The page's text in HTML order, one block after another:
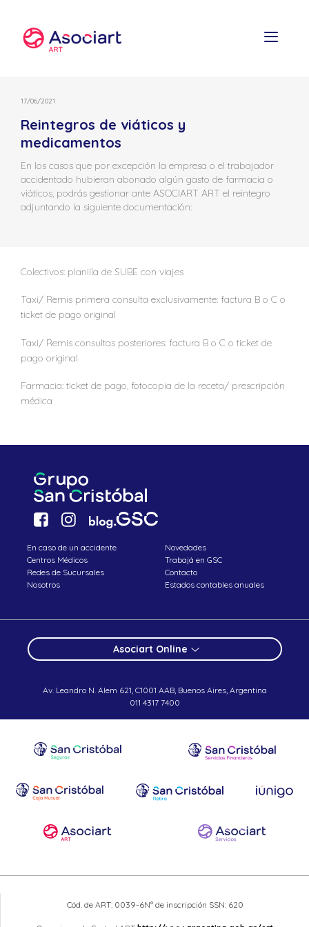
content
17/06/2021
Reintegros de viáticos y
medicamentos
En los casos que por excepción la empresa o el trabajador
accidentado hubieran abonado algún gasto de farmacia o
viáticos, podrás gestionar ante ASOCIART ART el reintegro
adjuntando la siguiente documentación:
Colectivos: planilla de SUBE con viajes
Taxi/ Remis primera consulta exclusivamente: factura B o C o
ticket de pago original
Taxi/ Remis consultas posteriores: factura B o C o ticket de
pago original
Farmacia: ticket de pago, fotocopia de la receta/ prescripción
médica
En caso de un accidente
Centros Médicos
Redes de Sucursales
Nosotros
Novedades
Trabajá en GSC
Contacto
Estados contables anuales
Asociart Online
Av. Leandro N. Alem 621, C1001 AAB, Buenos Aires, Argentina
011 4317 7400
Cód. de ART: 0039-6N° de inscripción SSN: 620